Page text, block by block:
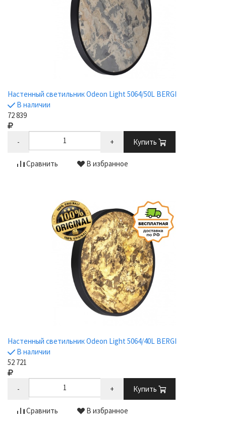
Настенный светильник Odeon Light 5064/50L BERGI
В наличии
72 839
- + Купить
Сравнить В избранное
Настенный светильник Odeon Light 5064/40L BERGI
В наличии
52 721
- + Купить
Сравнить В избранное